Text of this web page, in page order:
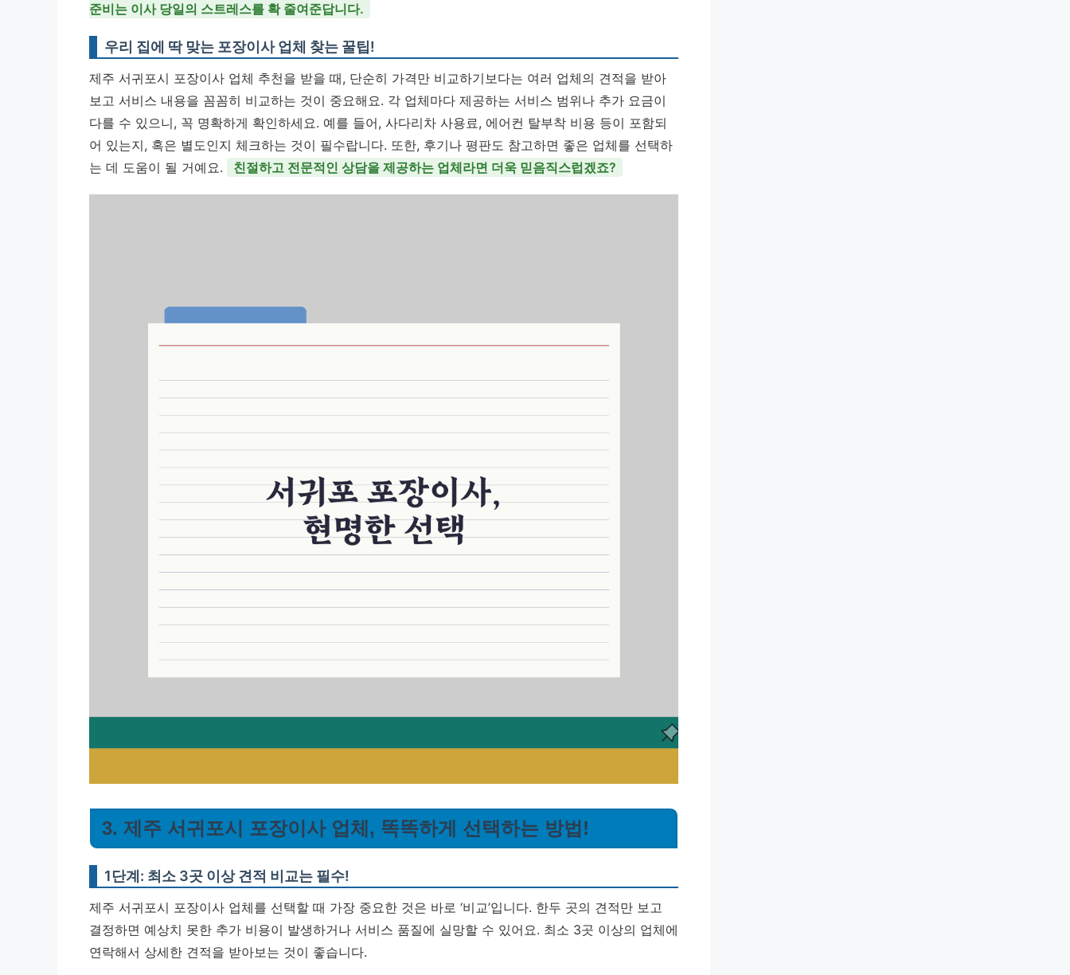
준비는 이사 당일의 스트레스를 확 줄여준답니다.
우리 집에 딱 맞는 포장이사 업체 찾는 꿀팁!
제주 서귀포시 포장이사 업체 추천을 받을 때, 단순히 가격만 비교하기보다는 여러 업체의 견적을 받아
보고 서비스 내용을 꼼꼼히 비교하는 것이 중요해요. 각 업체마다 제공하는 서비스 범위나 추가 요금이
다를 수 있으니, 꼭 명확하게 확인하세요. 예를 들어, 사다리차 사용료, 에어컨 탈부착 비용 등이 포함되
어 있는지, 혹은 별도인지 체크하는 것이 필수랍니다. 또한, 후기나 평판도 참고하면 좋은 업체를 선택하
는 데 도움이 될 거예요.
친절하고 전문적인 상담을 제공하는 업체라면 더욱 믿음직스럽겠죠?
3. 제주 서귀포시 포장이사 업체, 똑똑하게 선택하는 방법!
1단계: 최소 3곳 이상 견적 비교는 필수!
제주 서귀포시 포장이사 업체를 선택할 때 가장 중요한 것은 바로 ‘비교’입니다. 한두 곳의 견적만 보고
결정하면 예상치 못한 추가 비용이 발생하거나 서비스 품질에 실망할 수 있어요. 최소 3곳 이상의 업체에
연락해서 상세한 견적을 받아보는 것이 좋습니다.